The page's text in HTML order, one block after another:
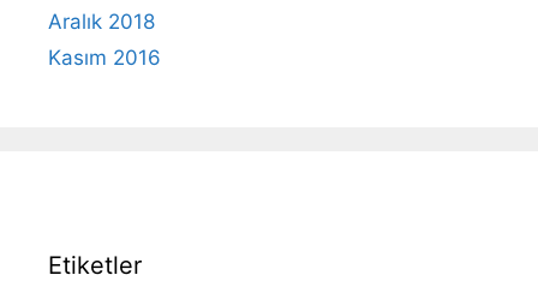
Aralık 2018
Kasım 2016
Etiketler